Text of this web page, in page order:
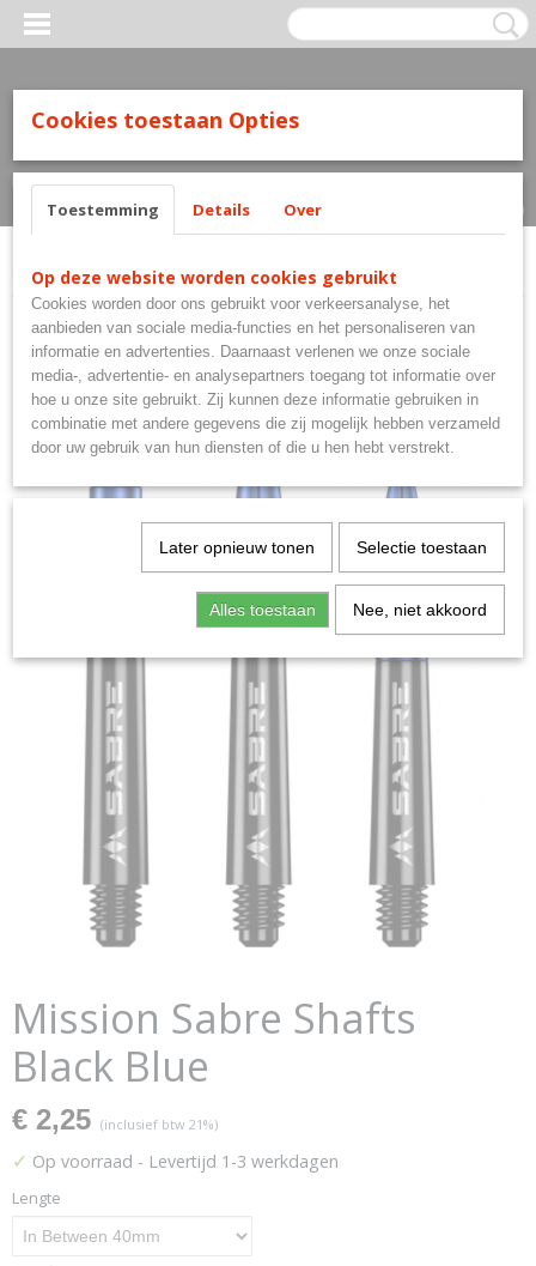
Inloggen Registreren
(0)
Home >Shafts>Mission Shafts>Mission Sabre Shafts Black Blue
Mission Sabre Shafts
Black Blue
€ 2,25 (inclusief btw 21%)
✓ Op voorraad - Levertijd 1-3 werkdagen
Lengte
Cookies toestaan Opties
Toestemming Details Over
Op deze website worden cookies gebruikt
Cookies worden door ons gebruikt voor verkeersanalyse, het
aanbieden van sociale media-functies en het personaliseren van
informatie en advertenties. Daarnaast verlenen we onze sociale
media-, advertentie- en analysepartners toegang tot informatie over
hoe u onze site gebruikt. Zij kunnen deze informatie gebruiken in
combinatie met andere gegevens die zij mogelijk hebben verzameld
door uw gebruik van hun diensten of die u hen hebt verstrekt.
Later opnieuw tonen Selectie toestaan
Alles toestaan Nee, niet akkoord